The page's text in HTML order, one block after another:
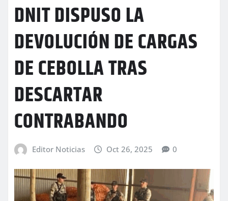
DNIT DISPUSO LA
DEVOLUCIÓN DE CARGAS
DE CEBOLLA TRAS
DESCARTAR
CONTRABANDO
Editor Noticias Oct 26, 2025 0